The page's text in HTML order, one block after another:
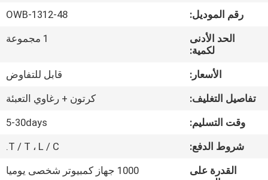
المصنع
مراقبة
الجودة
اتصل
رقم الموديل:
OWB-1312-48
الحد الأدنى
لكمية:
1 مجموعة
الأسعار:
قابل للتفاوض
تفاصيل التغليف:
كرتون + رغاوي التعبئة
وقت التسليم:
5-30days
شروط الدفع:
T / T ، L / C.
القدرة على
1000 جهاز كمبيوتر شخصى يوميا